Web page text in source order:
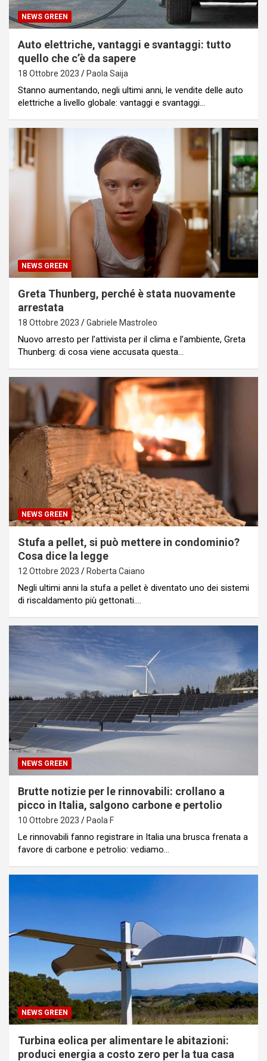
NEWS GREEN
Auto elettriche, vantaggi e svantaggi: tutto
quello che c’è da sapere
18 Ottobre 2023 Paola Saija
Stanno aumentando, negli ultimi anni, le vendite delle auto
elettriche a livello globale: vantaggi e svantaggi…
NEWS GREEN
Greta Thunberg, perché è stata nuovamente
arrestata
18 Ottobre 2023 Gabriele Mastroleo
Nuovo arresto per l’attivista per il clima e l’ambiente, Greta
Thunberg: di cosa viene accusata questa…
NEWS GREEN
Stufa a pellet, si può mettere in condominio?
Cosa dice la legge
12 Ottobre 2023 Roberta Caiano
Negli ultimi anni la stufa a pellet è diventato uno dei sistemi
di riscaldamento più gettonati.…
NEWS GREEN
Brutte notizie per le rinnovabili: crollano a
picco in Italia, salgono carbone e pertolio
10 Ottobre 2023 Paola F
Le rinnovabili fanno registrare in Italia una brusca frenata a
favore di carbone e petrolio: vediamo…
NEWS GREEN
Turbina eolica per alimentare le abitazioni:
produci energia a costo zero per la tua casa